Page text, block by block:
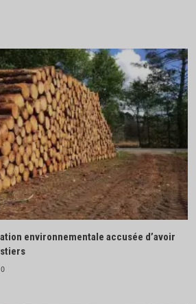
environnementale accusée d’avoir
0